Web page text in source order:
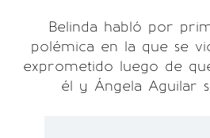
Belinda habló por
polémica en la que se
exprometido luego de
él y Ángela Aguilar